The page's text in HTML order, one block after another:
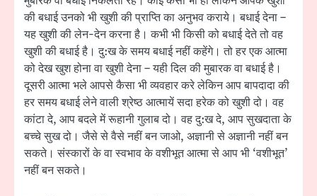
की बधाई उनको भी खुशी की प्राप्ति का अनुभव कराये। बधाई देना –
यह खुशी की लेन-देन करना है। कभी भी किसी को बधाई देते तो वह
खुशी की बधाई है। दु:ख के समय बधाई नहीं कहेंगे। तो हर एक आत्मा
को देख खुश होना वा खुशी देना – यही दिल की मुबारक वा बधाई है।
दूसरी आत्मा भले आपसे कैसा भी व्यवहार करे लेकिन आप बापदादा की
हर समय बधाई लेने वाली श्रेष्ठ आत्मायें सदा हरेक को खुशी दो। वह
कांटा दे, आप बदले में रूहानी गुलाब दो। वह दु:ख दे, आप सुखदाता के
बच्चे सुख दो। जैसे से वैसे नहीं बन जाओ, अज्ञानी से अज्ञानी नहीं बन
सकते। संस्कारों के वा स्वभाव के वशीभूत आत्मा से आप भी ‘वशीभूत’
नहीं बन सकते।